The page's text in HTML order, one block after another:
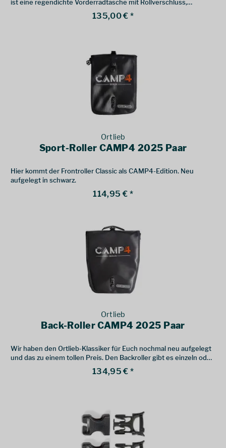
ist eine regendichte Vorderradtasche mit Rollverschluss,
Schultertragegurt, Innentasche und Reflektoren.
135,00 € *
Ortlieb
Sport-Roller CAMP4 2025 Paar
Hier kommt der Frontroller Classic als CAMP4-Edition. Neu
aufgelegt in schwarz.
114,95 € *
Ortlieb
Back-Roller CAMP4 2025 Paar
Wir haben den Ortlieb-Klassiker für Euch nochmal neu aufgelegt
und das zu einem tollen Preis. Den Backroller gibt es einzeln oder
134,95 € *